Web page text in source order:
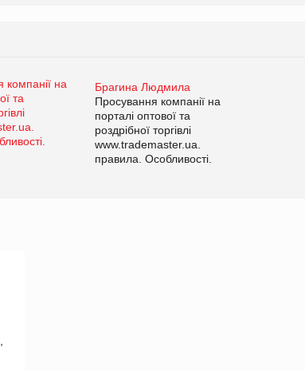
Брагина Людмила
Просування компанії на
порталі оптової та
роздрібної торгівлі
www.trademaster.ua.
правила. Особливості.